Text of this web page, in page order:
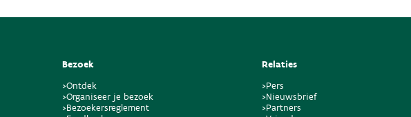
Bezoek
>Ontdek
>Organiseer je bezoek
>Bezoekersreglement
Relaties
>Pers
>Nieuwsbrief
>Partners